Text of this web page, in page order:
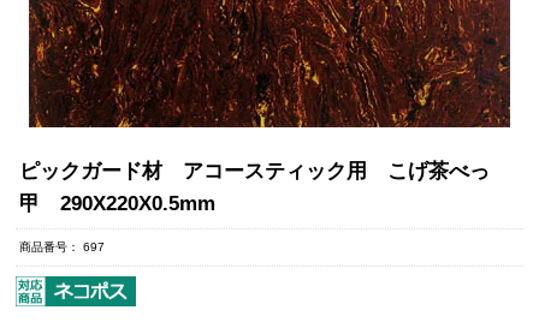
ピックガード材 アコースティック用 こげ茶べっ
甲 290X220X0.5mm
商品番号 697